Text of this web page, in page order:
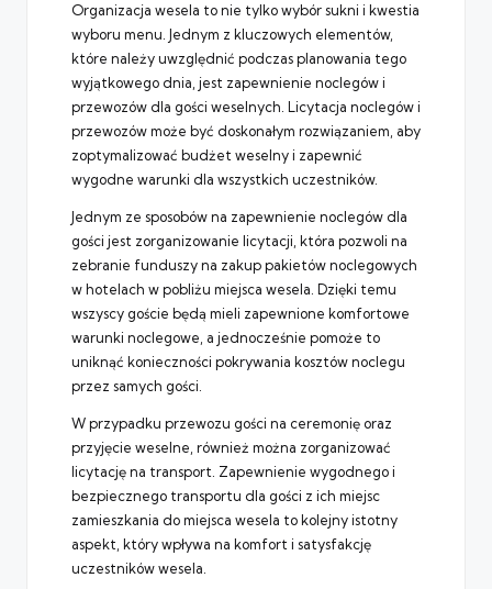
Organizacja wesela to nie tylko wybór sukni i kwestia
wyboru menu. Jednym z kluczowych elementów,
które należy uwzględnić podczas planowania tego
wyjątkowego dnia, jest zapewnienie noclegów i
przewozów dla gości weselnych. Licytacja noclegów i
przewozów może być doskonałym rozwiązaniem, aby
zoptymalizować budżet weselny i zapewnić
wygodne warunki dla wszystkich uczestników.
Jednym ze sposobów na zapewnienie noclegów dla
gości jest zorganizowanie licytacji, która pozwoli na
zebranie funduszy na zakup pakietów noclegowych
w hotelach w pobliżu miejsca wesela. Dzięki temu
wszyscy goście będą mieli zapewnione komfortowe
warunki noclegowe, a jednocześnie pomoże to
uniknąć konieczności pokrywania kosztów noclegu
przez samych gości.
W przypadku przewozu gości na ceremonię oraz
przyjęcie weselne, również można zorganizować
licytację na transport. Zapewnienie wygodnego i
bezpiecznego transportu dla gości z ich miejsc
zamieszkania do miejsca wesela to kolejny istotny
aspekt, który wpływa na komfort i satysfakcję
uczestników wesela.